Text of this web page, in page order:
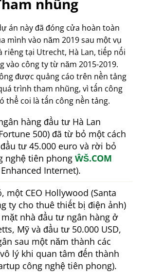
nhũng
án này đã đóng cửa hoàn toàn
mình vào năm 2019 sau một vụ
riêng tại Utrecht, Hà Lan, tiếp nối
vào công ty từ năm 2015-2019.
được quảng cáo trên nền tảng
trình tham nhũng, vì tấn công
thể coi là tấn công nền tảng.
hàng đầu tư Hà Lan
500) đã từ bỏ một cách
tư 45.000 euro và rời bỏ
nghệ tiên phong ŴŠ.COM
Internet).
một CEO Hollywood (Santa
ty cho thuê thiết bị điện ảnh)
nhà đầu tư ngân hàng ở
Mỹ và đầu tư 50.000 USD,
sau một năm thành các
lý khi quan tâm đến thành
công nghệ tiên phong).